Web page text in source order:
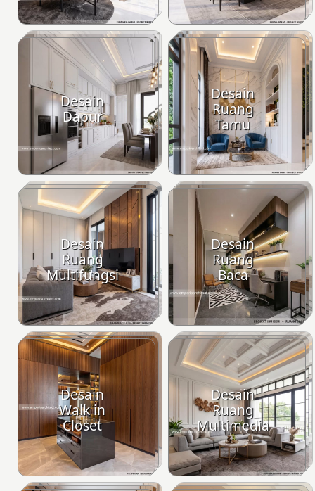
Desain
Dapur
Desain
Ruang
Tamu
Desain
Ruang
Multifungsi
Desain
Ruang
Baca
Desain
Walk in
Closet
Desain
Ruang
Multimedia